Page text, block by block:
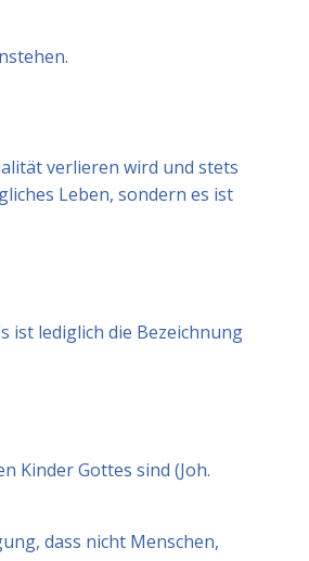
verlieren wird und stets
Leben, sondern es ist
ist lediglich die Bezeichnung
Kinder Gottes sind (Joh.
dass nicht Menschen,